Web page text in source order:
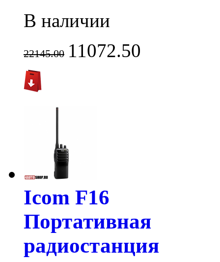
В наличии
22145.00 11072.50
Icom F16
Портативная
радиостанция